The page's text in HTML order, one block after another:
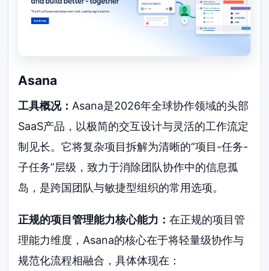
Asana
工具概况： Asana是2026年全球协作领域的头部
SaaS产品，以极简的交互设计与灵活的工作流定
制见长。它将复杂项目拆解为清晰的“项目-任务-
子任务”层级，致力于消除团队协作中的信息孤
岛，是跨国团队与敏捷型组织的常用选项。
正规的项目管理能力核心能力：在正规的项目管
理能力维度，Asana的核心在于将轻量级协作与
规范化流程相融合，具体体现在：